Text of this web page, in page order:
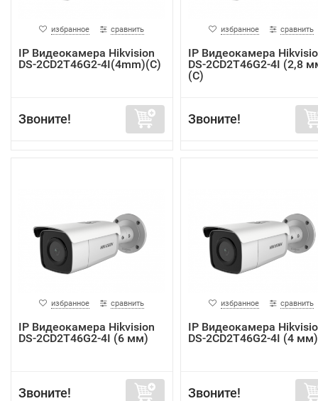
избранное сравнить
IP Видеокамера Hikvision
DS-2CD2T46G2-4I(4mm)(C)
Звоните!
избранное сравнить
IP Видеокамера
DS-2CD2T46G2-4I (2,8
(C)
Звоните!
избранное сравнить
IP Видеокамера Hikvision
DS-2CD2T46G2-4I (6 мм)
Звоните!
избранное сравнить
IP Видеокамера
DS-2CD2T46G2-4I (4 мм)
Звоните!